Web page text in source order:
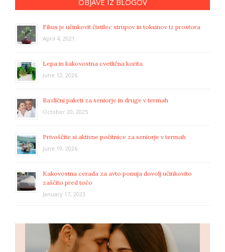
OBJAVE IZ BLOGOV
Fikus je učinkovit čistilec strupov in toksinov iz prostora
April 4, 2021
Lepa in kakovostna cvetlična korita
June 12, 2026
Različni paketi za seniorje in druge v termah
October 20, 2025
Privoščite si aktivne počitnice za seniorje v termah
June 19, 2026
Kakovostna cerada za avto ponuja dovolj učinkovito
zaščito pred točo
January 17, 2023